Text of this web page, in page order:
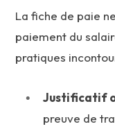
La fiche de paie
paiement du
pratiques
Justificatif
preuve de